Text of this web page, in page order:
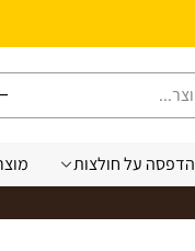
הדפסה על חולצות